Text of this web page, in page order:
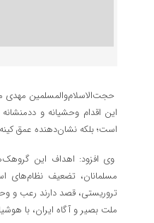
حجت‌الاسلام‌والمسلمین مهدی
این اقدام وحشیانه و
است؛ بلکه نشان‌دهنده عمق
وی افزود: اهداف این
مسلمانان، تضعیف نظام‌های
تروریستی، قصد دارند رعب و
ملت بصیر و آگاه ایران، با